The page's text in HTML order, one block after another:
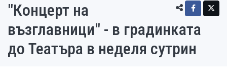
"Концерт на
възглавници" - в градинката
до Театъра в неделя сутрин